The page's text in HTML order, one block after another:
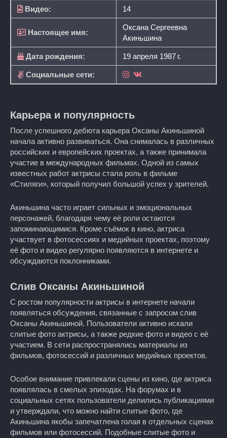
Видео: 14
Настоящее имя:
Оксана Сергеевна
Акиньшина
Дата рождения: 19 апреля 1987 г.
Социальные сети:
Карьера и популярность
После успешного дебюта карьера Оксаны Акиньшиной
начала активно развиваться. Она снималась в различных
российских и европейских проектах, а также принимала
участие в международных фильмах. Одной из самых
известных работ актрисы стала роль в фильме
«Стиляги», который получил большой успех у зрителей.
Акиньшина часто играет сильных и эмоциональных
персонажей, благодаря чему её роли остаются
запоминающимися. Кроме съёмок в кино, актриса
участвует в фотосессиях и медийных проектах, поэтому
её фото и видео регулярно появляются в интернете и
обсуждаются поклонниками.
Слив Оксаны Акиньшиной
С ростом популярности актрисы в интернете начали
появляться обсуждения, связанные с запросом слив
Оксаны Акиньшиной. Пользователи активно искали
слитые фото актрисы, а также редкие фото и видео с её
участием. В сети распространялись материалы из
фильмов, фотосессий и различных медийных проектов.
Особое внимание привлекали сцены из кино, где актриса
появлялась в смелых эпизодах. На форумах и в
социальных сетях пользователи делились публикациями
и утверждали, что можно найти слитые фото, где
Акиньшина якобы запечатлена голая в отдельных сценах
фильмов или фотосессий. Подобные слитые фото и